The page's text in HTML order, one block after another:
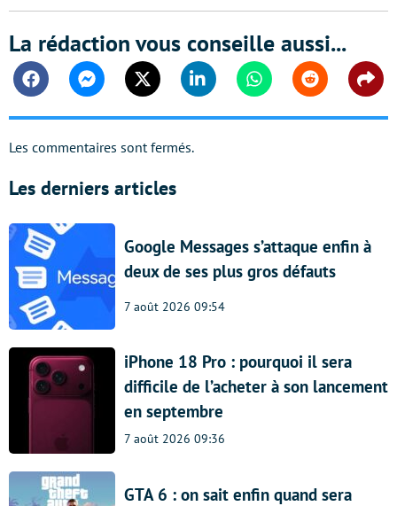
La rédaction vous conseille aussi...
FacebookMessengerTwitter Linkedin WhatsappReddit
Les commentaires sont fermés.
Les derniers articles
Google Messages s’attaque enfin à
deux de ses plus gros défauts
7 août 2026 09:54
iPhone 18 Pro : pourquoi il sera
difficile de l’acheter à son lancement
en septembre
7 août 2026 09:36
GTA 6 : on sait enfin quand sera